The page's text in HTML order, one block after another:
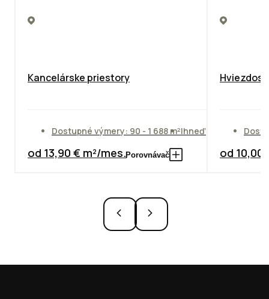
Kancelárske priestory
Dostupné výmery: 90 - 1 688 m²Ihneď
od 13,90 € m²/mes.Porovnávač od 10,00